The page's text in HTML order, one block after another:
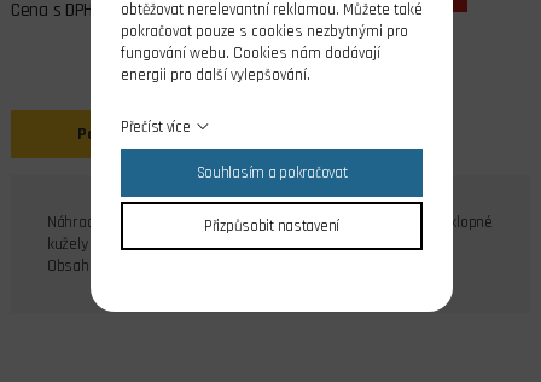
Cena s DPH
Popis
Náhradní balení čepů včetně pojistných kroužků pro Mp Jet sklopné
kužely pro šířku kořene listu 6mm .
Obsah balení: 2 ks
obtěžovat nerelevantní reklamou. Můžete také
pokračovat pouze s cookies nezbytnými pro
fungování webu. Cookies nám dodávají
energii pro další vylepšování.
Přečíst více
Souhlasím a pokračovat
Přizpůsobit nastavení